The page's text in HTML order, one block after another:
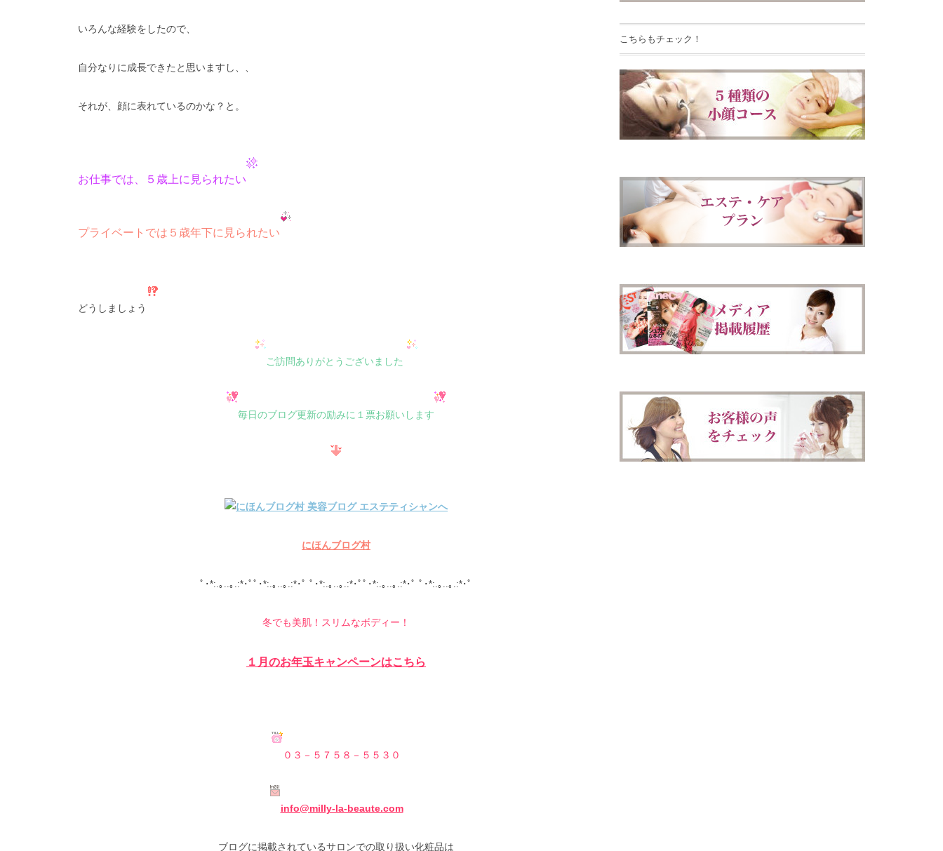
いろんな経験をしたので、
自分なりに成長できたと思いますし、、
それが、顔に表れているのかな？と。
お仕事では、５歳上に見られたい
プライベートでは５歳年下に見られたい
どうしましょう
ご訪問ありがとうございました
毎日のブログ更新の励みに１票お願いします
にほんブログ村
ﾟ･*:.｡..｡.:*･ﾟﾟ･*:.｡..｡.:*･ﾟ ﾟ･*:.｡..｡.:*･ﾟﾟ･*:.｡..｡.:*･ﾟ ﾟ･*:.｡..｡.:*･ﾟ
冬でも美肌！スリムなボディー！
１月のお年玉キャンペーンはこちら
０３－５７５８－５５３０
info@milly-la-beaute.com
ブログに掲載されているサロンでの取り扱い化粧品は
こちらもチェック！